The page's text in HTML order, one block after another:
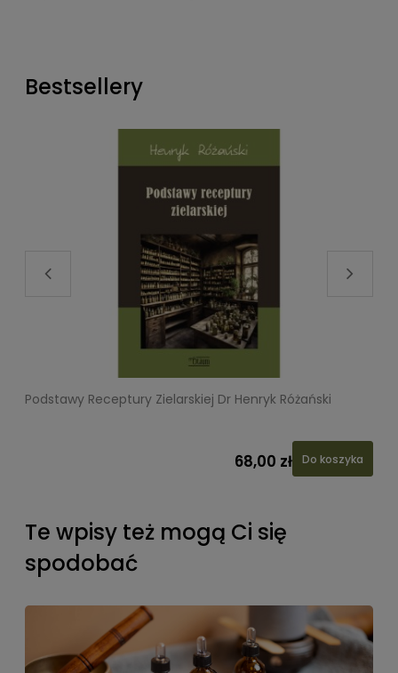
Bestsellery
Podstawy Receptury Zielarskiej Dr Henryk Różański
68,00 zł Do koszyka
Te wpisy też mogą Ci się
spodobać